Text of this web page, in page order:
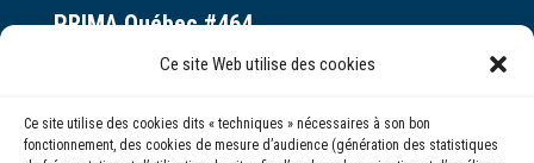
Ce site Web utilise des cookies
Ce site utilise des cookies dits « techniques » nécessaires à son bon
fonctionnement, des cookies de mesure d’audience (génération des statistiques
PRIMA Québec #464
Espace ax.c
Montréal (QC) H3C 0B4